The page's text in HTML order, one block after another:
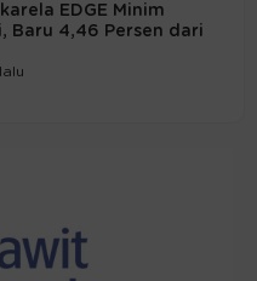
EDGE Minim
Baru 4,46 Persen dari